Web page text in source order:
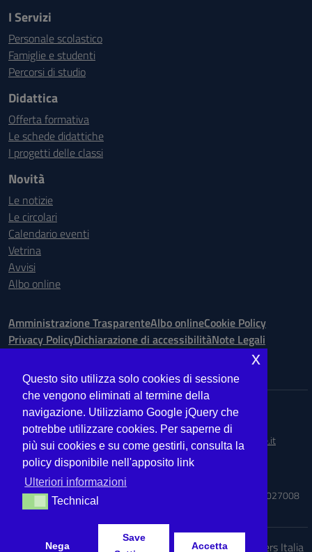
I Servizi
Personale scolastico
Famiglie e studenti
Percorsi di studio
Didattica
Offerta formativa
Le schede didattiche
I progetti delle classi
Novità
Le notizie
Le circolari
Calendario eventi
Vetrina
Avvisi
Albo online
Amministrazione TrasparenteAlbo onlineCookie Policy
Privacy PolicyDichiarazione di accessibilitàNote Legali
Indirizzo:Via Ugo Bassi is. 148 n. 73 - 98123 Messina
Centralino:090.9012763 Email:MEIS027008@istruzione.it
Posta elettronica certificata (PEC): meis027008@pec.istruzione.it
Codice fiscale: 03224560833
Codice meccanografico:MEIS027008
Codice Indice delle Pubbliche Amministrazioni (IPA): ISTSC_MEIS027008
Idea e progetto di Designers Italia
Questo sito utilizza solo cookies di sessione
che vengono eliminati al termine della
navigazione. Utilizziamo Google jQuery che
potrebbe utilizzare cookies. Per saperne di
più sui cookies e su come gestirli, consulta la
policy disponibile nell'apposito link
Ulteriori informazioni
TechnicalTechnical
Nega
Save
Accetta
x